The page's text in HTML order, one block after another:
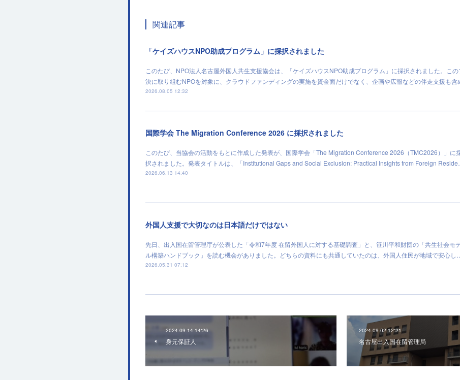
関連記事
「ケイズハウスNPO助成プログラム」に採択されました
このたび、NPO法人名古屋外国人共生支援協会は、「ケイズハウスNPO助成プログラム」に採択されました。こ
決に取り組むNPOを対象に、クラウドファンディングの実施を資金面だけでなく、企画や広報などの伴走支援も
2026.08.05 12:32
国際学会 The Migration Conference 2026 に採択されました
このたび、当協会の活動をもとに作成した発表が、国際学会「The Migration Conference 2026（TMC2026）」に
択されました。発表タイトルは、「Institutional Gaps and Social Exclusion: Practical Insights from Foreign
2026.06.13 14:40
外国人支援で大切なのは日本語だけではない
先日、出入国在留管理庁が公表した「令和7年度 在留外国人に対する基礎調査」と、笹川平和財団の「共生社会モ
ル構築ハンドブック」を読む機会がありました。どちらの資料にも共通していたのは、外国人住民が地域で安心し
2026.05.31 07:12
2024.09.14 14:26
身元保証人
2024.09.02 12:21
名古屋出入国在留管理局